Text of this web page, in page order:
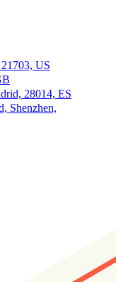
US
28014, ES
Shenzhen,